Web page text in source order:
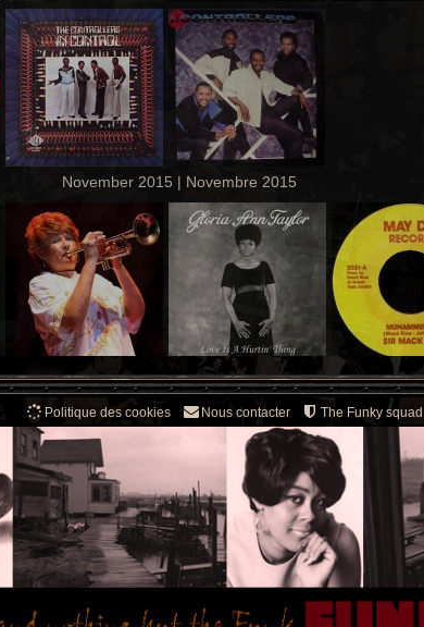
November 2015 | Novembre 2015
The Funky squad
Nous contacter
Politique des cookies